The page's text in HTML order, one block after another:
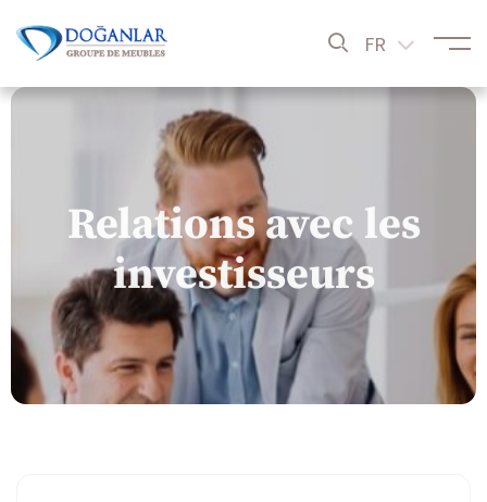
FR
Relations avec les
investisseurs